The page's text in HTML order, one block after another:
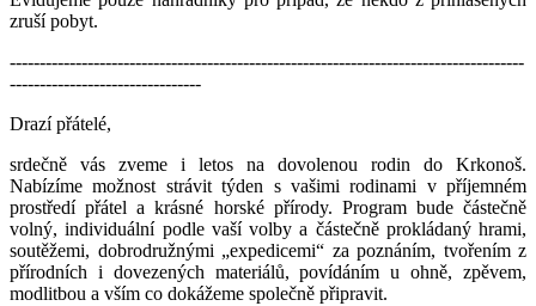
zruší pobyt.
--------------------------------------------------------------------------------------
--------------------------------
Drazí přátelé,
srdečně vás zveme i letos na dovolenou rodin do Krkonoš.
Nabízíme možnost strávit týden s vašimi rodinami v příjemném
prostředí přátel a krásné horské přírody. Program bude částečně
volný, individuální podle vaší volby a částečně prokládaný hrami,
soutěžemi, dobrodružnými „expedicemi“ za poznáním, tvořením z
přírodních i dovezených materiálů, povídáním u ohně, zpěvem,
modlitbou a vším co dokážeme společně připravit.